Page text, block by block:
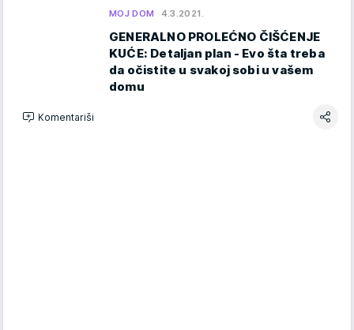
MOJ DOM 4.3.2021.
GENERALNO PROLEĆNO ČIŠĆENJE
KUĆE: Detaljan plan - Evo šta treba
da očistite u svakoj sobi u vašem
domu
Komentariši